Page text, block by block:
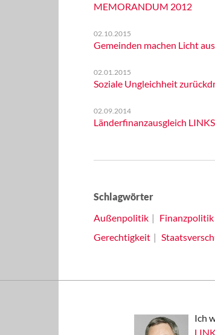
MEMORANDUM 2012
02.10.2015
Gemeinden machen Licht aus
02.01.2015
Soziale Ungleichheit
02.09.2014
Länderfinanzausgleich
Schlagwörter
Außenpolitik
Finanzpolitik
Gerechtigkeit
Ich